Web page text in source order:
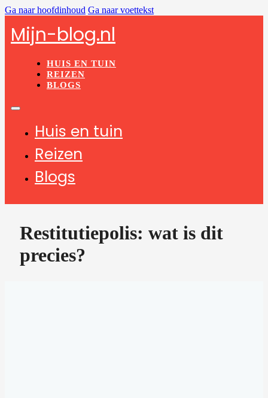
Ga naar hoofdinhoud Ga naar voettekst
Mijn-blog.nl
HUIS EN TUIN
REIZEN
BLOGS
Huis en tuin
Reizen
Blogs
Restitutiepolis: wat is dit
precies?